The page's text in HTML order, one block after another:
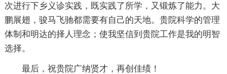
次进行下乡义诊实践，既实践了所学，又锻炼了能力。大
鹏展翅，骏马飞驰都需要有自己的天地。贵院科学的管理
体制和明达的择人理念；使我坚信到贵院工作是我的明智
选择。
最后，祝贵院广纳贤才，再创佳绩！